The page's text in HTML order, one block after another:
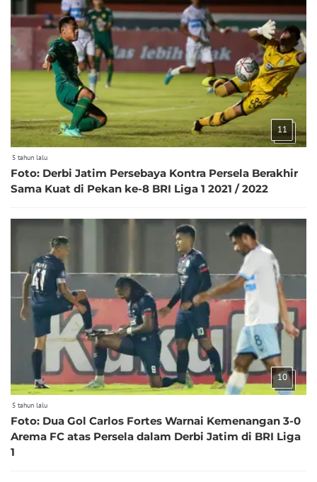
11
5 tahun lalu
Foto: Derbi Jatim Persebaya Kontra Persela Berakhir
Sama Kuat di Pekan ke-8 BRI Liga 1 2021 / 2022
10
5 tahun lalu
Foto: Dua Gol Carlos Fortes Warnai Kemenangan 3-0
Arema FC atas Persela dalam Derbi Jatim di BRI Liga
1